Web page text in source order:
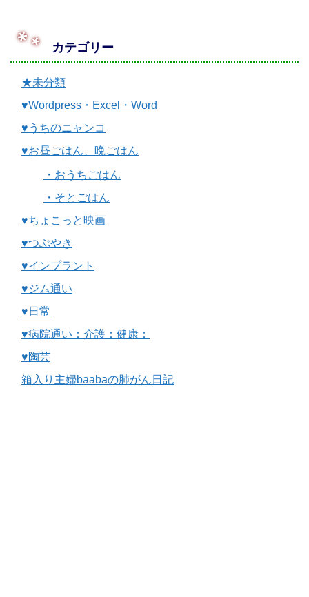
カテゴリー
★未分類
♥Wordpress・Excel・Word
♥うちのニャンコ
♥お昼ごはん、晩ごはん
・おうちごはん
・そとごはん
♥ちょこっと映画
♥つぶやき
♥インプラント
♥ジム通い
♥日常
♥病院通い：介護：健康：
♥陶芸
箱入り主婦baabaの肺がん日記